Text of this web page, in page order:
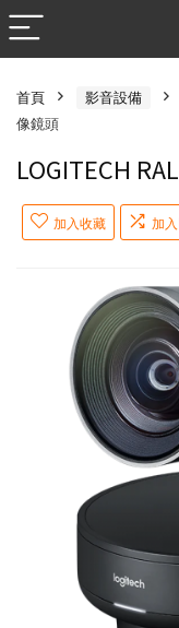
首頁 影音設備
像鏡頭
LOGITECH
加入收藏 加